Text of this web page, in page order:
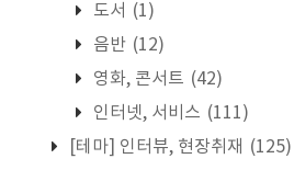
도서 (1)
음반 (12)
영화, 콘서트 (42)
인터넷, 서비스 (111)
[테마] 인터뷰, 현장취재 (125)